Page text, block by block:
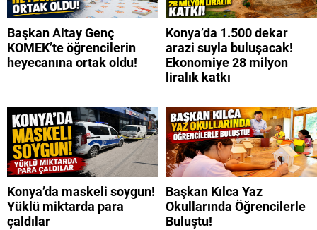
Başkan Altay Genç
KOMEK’te öğrencilerin
heyecanına ortak oldu!
Konya’da 1.500 dekar
arazi suyla buluşacak!
Ekonomiye 28 milyon
liralık katkı
Konya’da maskeli soygun!
Yüklü miktarda para
çaldılar
Başkan Kılca Yaz
Okullarında Öğrencilerle
Buluştu!